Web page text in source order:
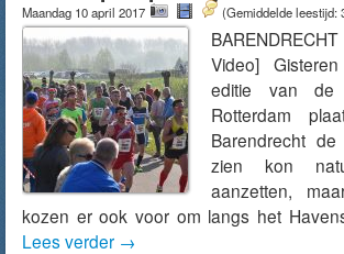
Maandag 10 april 2017 (Gemiddelde leestijd:
Video]
editie van de
Rotterdam
Barendrecht
zien kon
aanzetten,
kozen er ook voor om langs het
Lees verder →